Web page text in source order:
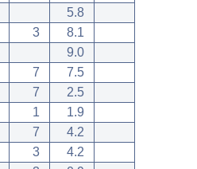
5.8
3
8.1
9.0
7
7.5
7
2.5
1
1.9
7
4.2
3
4.2